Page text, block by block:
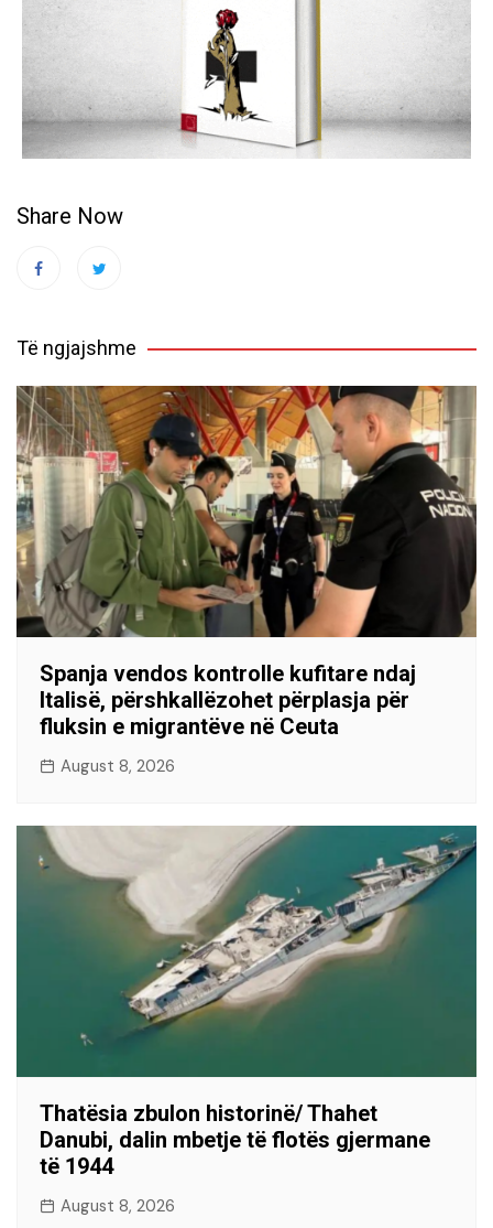
Share Now
Të ngjajshme
Spanja vendos kontrolle kufitare ndaj
Italisë, përshkallëzohet përplasja për
fluksin e migrantëve në Ceuta
August 8, 2026
Thatësia zbulon historinë/ Thahet
Danubi, dalin mbetje të flotës gjermane
të 1944
August 8, 2026